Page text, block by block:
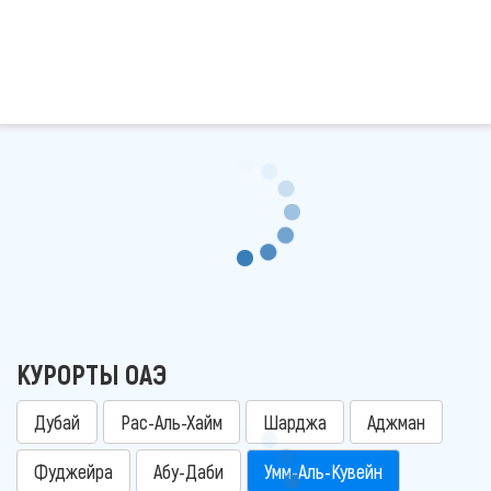
КУРОРТЫ ОАЭ
Дубай Рас-Аль-Хайм Шарджа Аджман
Фуджейра Абу-Даби Умм-Аль-Кувейн